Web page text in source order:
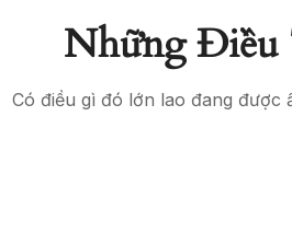
Những Điều
Có điều gì đó lớn lao đang được